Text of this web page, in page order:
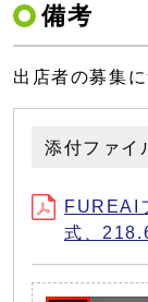
備考
出店者の募集
添付ファイ
FUREAI
式、